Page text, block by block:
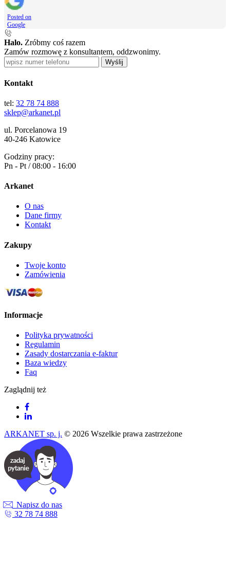
Posted on
Google
Halo. Zróbmy coś razem
Zamów rozmowę z konsultantem, oddzwonimy.
Wyślij
Kontakt
tel: 32 78 74 888
sklep@arkanet.pl
ul. Porcelanowa 19
40-246 Katowice
Godziny pracy:
Pn - Pt / 08:00 - 16:00
Arkanet
O nas
Dane firmy
Kontakt
Zakupy
Twoje konto
Zamówienia
Informacje
Polityka prywatności
Regulamin
Zasady dostarczania e-faktur
Baza wiedzy
Faq
Zaglądnij też
ARKANET sp. j. © 2026 Wszelkie prawa zastrzeżone
Napisz do nas
32 78 74 888